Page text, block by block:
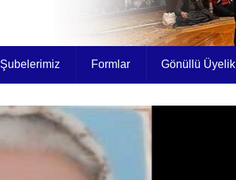
Şubelerimiz Formlar Gönüllü Üyelik